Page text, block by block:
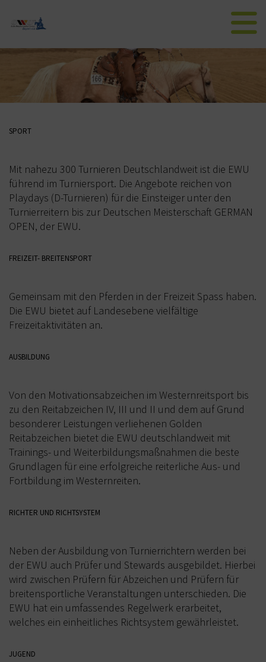
AKTUELLES
NEWS AUS BAYERN
WESTERNREITER ONLINE
VORSTAND BAYERN
SPONSOREN DER EWU-BAYERN
WESTERNREITEN
TURNIERSPORT
TRAINER
TURNIERTERMINE
JUGEND
KIDS CLUB
JUGEND TERMINE
KURS TERMINE
WEITERE TERMINE
AUSBILDUNG
WESTERN-REITABZEICHEN
TRAINERAUSBILDUNG
SPORT
Mit nahezu 300 Turnieren Deutschlandweit ist die EWU
führend im Turniersport. Die Angebote reichen von
Playdays (D-Turnieren) für die Einsteiger unter den
Turnierreitern bis zur Deutschen Meisterschaft GERMAN
OPEN, der EWU.
FREIZEIT- BREITENSPORT
Gemeinsam mit den Pferden in der Freizeit Spass haben.
Die EWU bietet auf Landesebene vielfältige
Freizeitaktivitäten an.
AUSBILDUNG
Von den Motivationsabzeichen im Westernreitsport bis
zu den Reitabzeichen IV, III und II und dem auf Grund
besonderer Leistungen verliehenen Golden
Reitabzeichen bietet die EWU deutschlandweit mit
Trainings- und Weiterbildungsmaßnahmen die beste
Grundlagen für eine erfolgreiche reiterliche Aus- und
Fortbildung im Westernreiten.
RICHTER UND RICHTSYSTEM
Neben der Ausbildung von Turnierrichtern werden bei
der EWU auch Prüfer und Stewards ausgebildet. Hierbei
wird zwischen Prüfern für Abzeichen und Prüfern für
breitensportliche Veranstaltungen unterschieden. Die
EWU hat ein umfassendes Regelwerk erarbeitet,
welches ein einheitliches Richtsystem gewährleistet.
JUGEND